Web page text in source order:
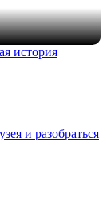
история
и разобраться